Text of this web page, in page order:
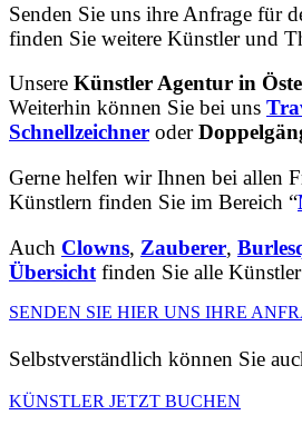
Senden Sie uns ihre Anfrage für
finden Sie weitere Künstler und
Unsere Künstler Agentur in
Weiterhin können Sie bei uns
Schnellzeichner oder
Gerne helfen wir Ihnen bei allen
Künstlern finden Sie im Bereich “
Auch Clowns, Zauberer,
Übersicht finden Sie alle
SENDEN SIE HIER UNS IHRE
Selbstverständlich können Sie
KÜNSTLER JETZT BUCHEN